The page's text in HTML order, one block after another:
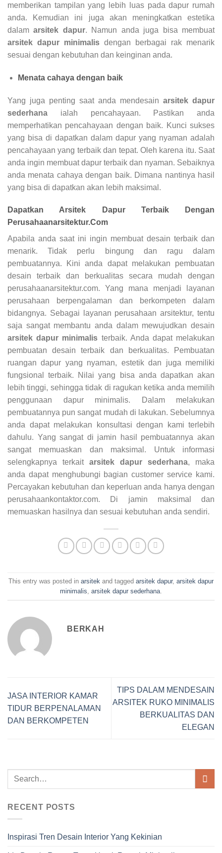
memberikan tampilan yang lebih luas pada dapur rumah
anda. Kemudian ini juga akan meningkatkan estetika
dalamarsitek dapur. Namun anda juga bisa membuat
arsitek dapur minimalis dengan berbagai rak menarik
sesuai dengan kebutuhan dan keinginan anda.
Menata cahaya dengan baik
Yang juga penting saat anda mendesain arsitek dapur
sederhana ialah pencahayaan. Pastikan anda
memperhatikan pencahayaan dengan baik. Kunci sukses
yang bisa di dapatkan dalam dapur yang nyaman adalah
pencahayaan yang terbaik dan tepat. Oleh karena itu. Saat
anda ingin membuat dapur terbaik dan nyaman. Sebaiknya
anda menata cahaya dengan baik. Dimana nantinya hasil
yang bisa di dapatkan akan lebih maksimal.
Dapatkan Arsitek Dapur Terbaik Dengan
Perusahaanarsitektur.Com
Apabila anda saat ini ingin membuat desain terbaik dan
menarik. Tidak perlu bingung dan ragu dalam
pembuatannya. Kini anda dapat melakukan pembuatan
desain terbaik dan berkualitas secara mudah dengan
perusahaanarsitektur.com. Yang mana menjadi layanan
perusahaan berpengalaman dan berkompeten dalam
bidangnya. Sebagai layanan perusahaan arsitektur, tentu
saja sangat membantu anda dalam mewujudkan desain
arsitek dapur minimalis terbaik. Anda dapat melakukan
pembuatan desain terbaik dan berkualitas. Pembuatan
ruangan dapur yang nyaman, estetik dan juga memiliki
fungsional terbaik. Nilai yang bisa anda dapatkan akan
lebih tinggi, sehingga tidak di ragukan ketika anda memilih
penggunaan dapur minimalis. Dalam melakukan
pembuatannya pun sangat mudah di lakukan. Sebelumnya
anda dapat melakukan konsultasi dengan kami terlebih
dahulu. Yang sangat di jamin hasil pembuatannya akan
sangat memuaskan dan maksimal. Untuk informasi
selengkapnya terkait arsitek dapur sederhana, maka
anda dapat menghubungi bagian customer service kami.
Percayakan kebutuhan dan keperluan anda hanya dengan
perusahaankontaktor.com. Di jamin maksimal dan
memuaskan hasilnya dan sesuai kebutuhan anda sendiri.
This entry was posted in arsitek and tagged arsitek dapur, arsitek dapur
minimalis arsitek dapur sederhana
BERKAH
JASA INTERIOR KAMAR
TIDUR BERPENALAMAN
DAN BERKOMPETEN
TIPS DALAM MENDESAIN
ARSITEK RUKO MINIMALIS
BERKUALITAS DAN
ELEGAN
RECENT POSTS
Inspirasi Tren Desain Interior Yang Kekinian